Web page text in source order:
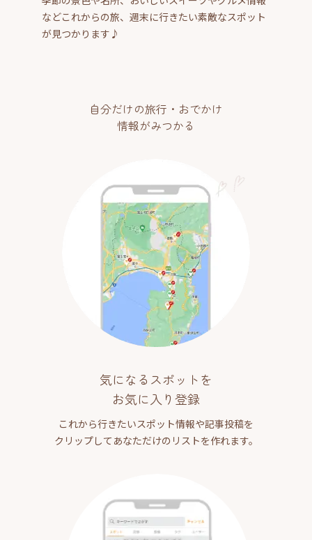
などこれからの旅、週末に行きたい素敵なスポット
が見つかります♪
自分だけの旅行・おでかけ
情報がみつかる
気になるスポットを
お気に入り登録
これから行きたいスポット情報や記事投稿を
クリップしてあなただけのリストを作れます。